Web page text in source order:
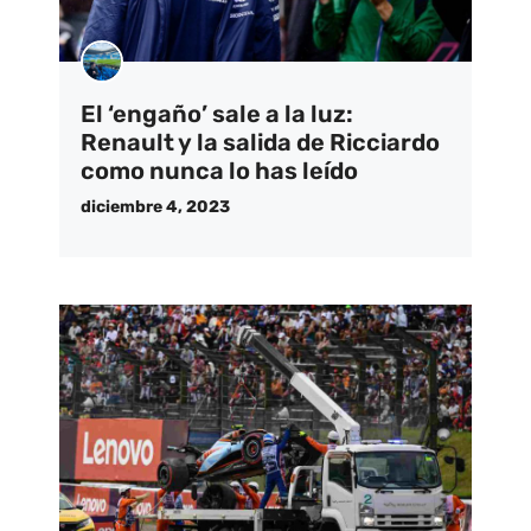
El ‘engaño’ sale a la luz:
Renault y la salida de Ricciardo
como nunca lo has leído
diciembre 4, 2023